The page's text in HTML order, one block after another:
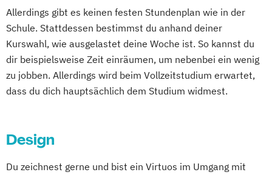
Music and Audio Production
Musik Designer*in Musikproduzent*in
Photography Tonmeister*in
Videoproduzent*in
Allerdings gibt es keinen festen Stundenplan wie in der
Schule. Stattdessen bestimmst du anhand deiner
Kurswahl, wie ausgelastet deine Woche ist. So kannst du
dir beispielsweise Zeit einräumen, um nebenbei ein wenig
zu jobben. Allerdings wird beim Vollzeitstudium erwartet,
dass du dich hauptsächlich dem Studium widmest.
Design
Du zeichnest gerne und bist ein Virtuos im Umgang mit